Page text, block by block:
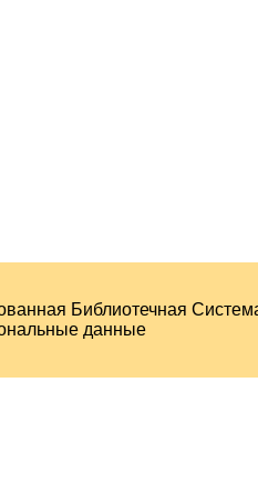
Библиотечная
данные